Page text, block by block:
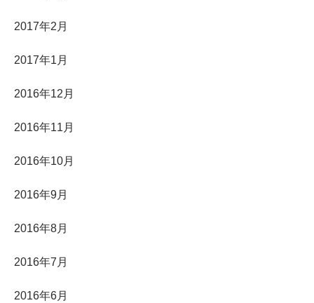
2017年2月
2017年1月
2016年12月
2016年11月
2016年10月
2016年9月
2016年8月
2016年7月
2016年6月